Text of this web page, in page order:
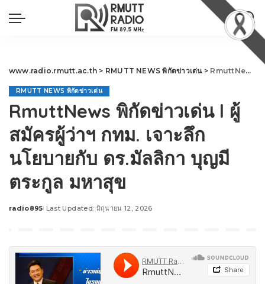
www.radio.rmutt.ac.th > RMUTT NEWS พิกัดข่าวเด่น> RmuttNews พิกัดข่าวเด่น l ผู้สมัครผู้ว่าฯ กทม. เจาะลึกนโยบายกับ ดร.มัลลิกา บุญมีตระกูล มหาสุข
RMUTT NEWS พิกัดข่าวเด่น
RmuttNews พิกัดข่าวเด่น l ผู้
สมัครผู้ว่าฯ กทม. เจาะลึก
นโยบายกับ ดร.มัลลิกา บุญมี
ตระกูล มหาสุข
Posted
radio895 Last Updated: มิถุนายน 12, 2026